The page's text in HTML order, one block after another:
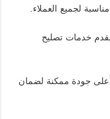
لجميع العملاء.
خدمات تصليح
جودة ممكنة لضمان